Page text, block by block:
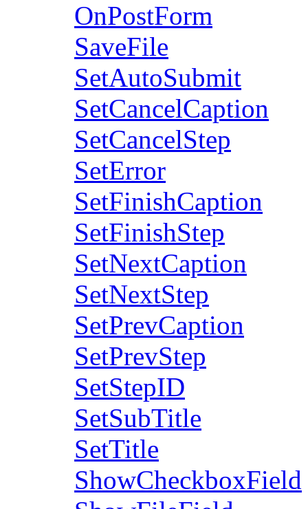
OnPostForm
SaveFile
SetAutoSubmit
SetCancelCaption
SetCancelStep
SetError
SetFinishCaption
SetFinishStep
SetNextCaption
SetNextStep
SetPrevCaption
SetPrevStep
SetStepID
SetSubTitle
SetTitle
ShowCheckboxField